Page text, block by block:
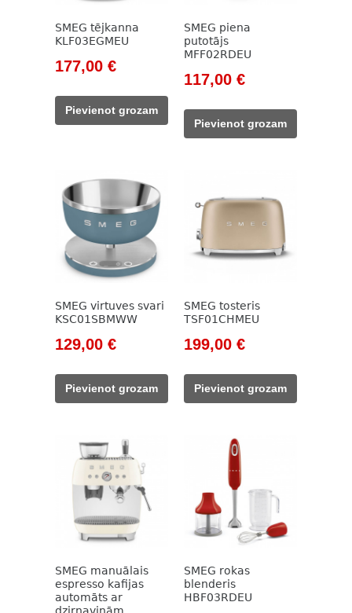
SMEG tējkanna
KLF03EGMEU
Original
was:
203,00 €.
177,00 €Current
177,00 €.
Pievienot grozam
SMEG piena
putotājs
MFF02RDEU
Original
was:
133,00 €.
117,00 €Current
117,00 €.
Pievienot grozam
SMEG virtuves svari
KSC01SBMWW
Original
was:
148,00 €.
129,00 €Current
129,00 €.
Pievienot grozam
SMEG tosteris
TSF01CHMEU
Original
was:
229,00 €.
199,00 €Current
199,00 €.
Pievienot grozam
SMEG manuālais
espresso kafijas
automāts ar
SMEG rokas
blenderis
HBF03RDEU